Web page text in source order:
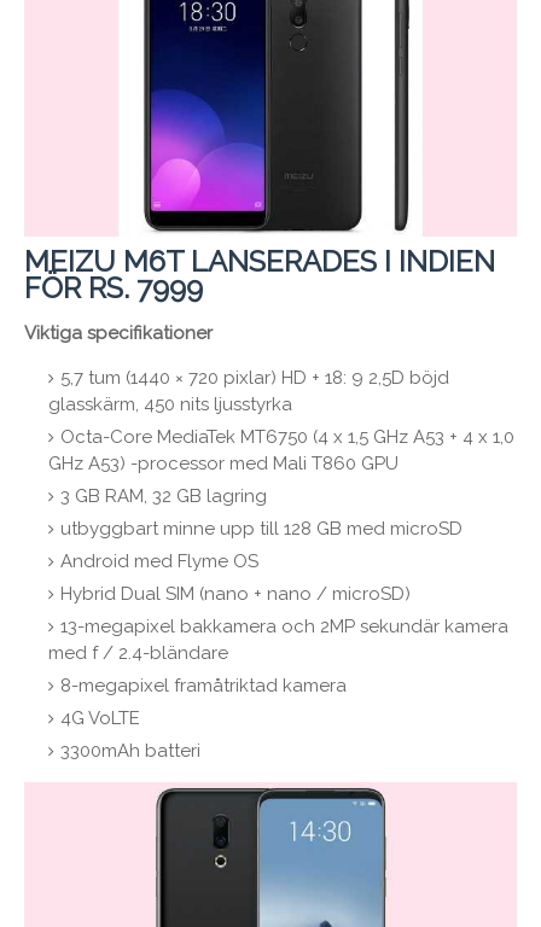
MEIZU M6T LANSERADES I INDIEN
FÖR RS. 7999
Viktiga specifikationer
5,7 tum (1440 × 720 pixlar) HD + 18: 9 2,5D böjd
glasskärm, 450 nits ljusstyrka
Octa-Core MediaTek MT6750 (4 x 1,5 GHz A53 + 4 x 1,0
GHz A53) -processor med Mali T860 GPU
3 GB RAM, 32 GB lagring
utbyggbart minne upp till 128 GB med microSD
Android med Flyme OS
Hybrid Dual SIM (nano + nano / microSD)
13-megapixel bakkamera och 2MP sekundär kamera
med f / 2.4-bländare
8-megapixel framåtriktad kamera
4G VoLTE
3300mAh batteri